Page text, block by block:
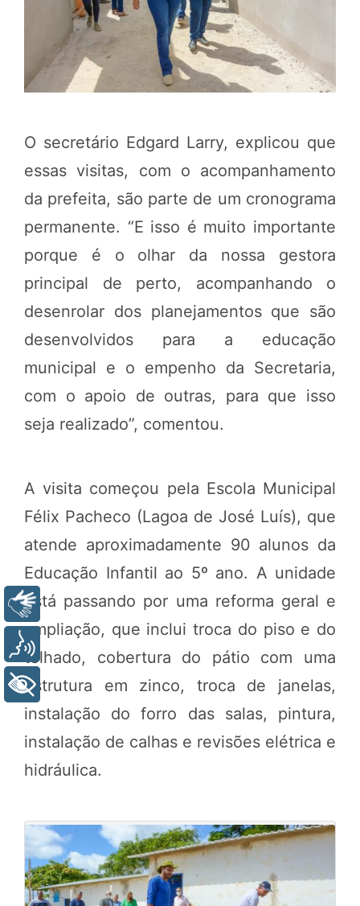
O secretário Edgard Larry, explicou que
essas visitas, com o acompanhamento
da prefeita, são parte de um cronograma
permanente. “E isso é muito importante
porque é o olhar da nossa gestora
principal de perto, acompanhando o
desenrolar dos planejamentos que são
desenvolvidos para a educação
municipal e o empenho da Secretaria,
com o apoio de outras, para que isso
seja realizado”, comentou.
A visita começou pela Escola Municipal
Félix Pacheco (Lagoa de José Luís), que
atende aproximadamente 90 alunos da
Educação Infantil ao 5º ano. A unidade
está passando por uma reforma geral e
ampliação, que inclui troca do piso e do
telhado, cobertura do pátio com uma
estrutura em zinco, troca de janelas,
instalação do forro das salas, pintura,
instalação de calhas e revisões elétrica e
hidráulica.
Libras
+ Acessibilidade